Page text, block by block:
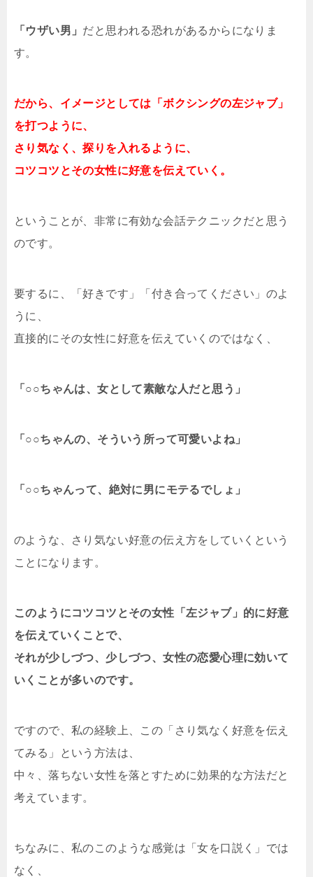
「ウザい男」 だと思われる恐れがあるからになりま
す。
だから、イメージとしては「ボクシングの左ジャブ」
を打つように、
さり気なく、探りを入れるように、
コツコツとその女性に好意を伝えていく。
ということが、非常に有効な会話テクニックだと思う
のです。
要するに、「好きです」「付き合ってください」のよ
うに、
直接的にその女性に好意を伝えていくのではなく、
「○○ちゃんは、女として素敵な人だと思う」
「○○ちゃんの、そういう所って可愛いよね」
「○○ちゃんって、絶対に男にモテるでしょ」
のような、さり気ない好意の伝え方をしていくという
ことになります。
このようにコツコツとその女性「左ジャブ」的に好意
を伝えていくことで、
それが少しづつ、少しづつ、女性の恋愛心理に効いて
いくことが多いのです。
ですので、私の経験上、この「さり気なく好意を伝え
てみる」という方法は、
中々、落ちない女性を落とすために効果的な方法だと
考えています。
ちなみに、私のこのような感覚は「女を口説く」では
なく、